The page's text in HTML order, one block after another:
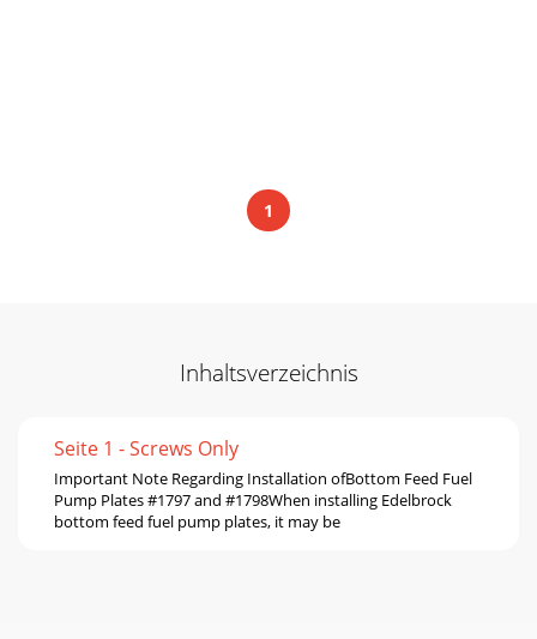
1
Inhaltsverzeichnis
Seite 1 - Screws Only
Important Note Regarding Installation ofBottom Feed Fuel
Pump Plates #1797 and #1798When installing Edelbrock
bottom feed fuel pump plates, it may be